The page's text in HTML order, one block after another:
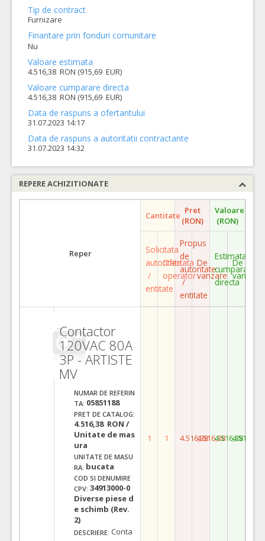
Tip de contract
Furnizare
Finantare prin fonduri comunitare
Nu
Valoare estimata
4.516,38 RON (915,69 EUR)
Valoare cumparare directa
4.516,38 RON (915,69 EUR)
Data de raspuns a ofertantului
31.07.2023 14:17
Data de raspuns a autoritatii contractante
31.07.2023 14:32
REPERE ACHIZITIONATE
Reper
Cantitate Pret
(RON)
Valoare
(RON)
Solicitata
autoritate
/
entitate
Ofertata
operator
Propus
de
autoritate
/
entitate
De
vanzare
Estimata
cumparare
directa
De
vanzare
Contactor
120VAC 80A
3P - ARTISTE
MV
NUMAR DE REFERIN
TA: 05851188
PRET DE CATALOG:
4.516,38 RON /
Unitate de mas
ura
UNITATE DE MASU
RA: bucata
COD SI DENUMIRE
CPV: 34913000-0
Diverse piese d
e schimb (Rev.
2)
DESCRIERE: Conta
1 1 4.516,384.516,384.516,384.516,38